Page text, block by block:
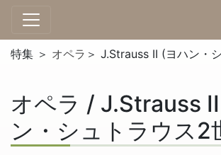
特集 ＞ オペラ ＞ J.Strauss II (ヨハン・
オペラ / J.Strauss
ン・シュトラウス2